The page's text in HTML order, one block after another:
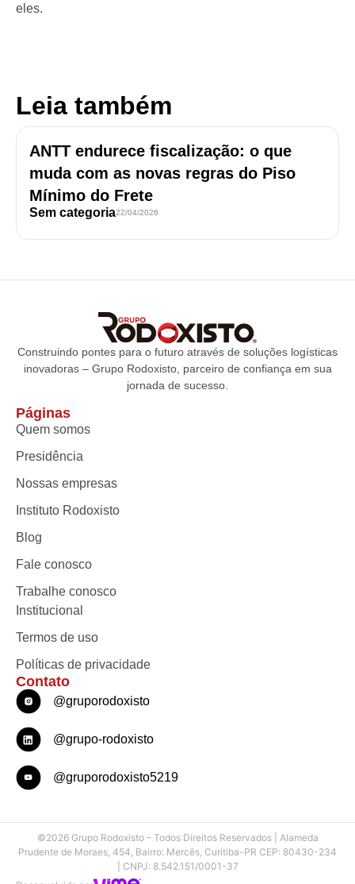
eles.
Leia também
ANTT endurece fiscalização: o que
muda com as novas regras do Piso
Mínimo do Frete
Sem categoria22/04/2026
Construindo pontes para o futuro através de soluções logísticas
inovadoras – Grupo Rodoxisto, parceiro de confiança em sua
jornada de sucesso.
Páginas
Quem somos
Presidência
Nossas empresas
Instituto Rodoxisto
Blog
Fale conosco
Trabalhe conosco
Institucional
Termos de uso
Políticas de privacidade
Contato
@gruporodoxisto
@grupo-rodoxisto
@gruporodoxisto5219
©2026 Grupo Rodoxisto – Todos Direitos Reservados | Alameda
Prudente de Moraes, 454, Bairro: Mercês, Curitiba-PR CEP: 80430-234
| CNPJ: 8.542.151/0001-37